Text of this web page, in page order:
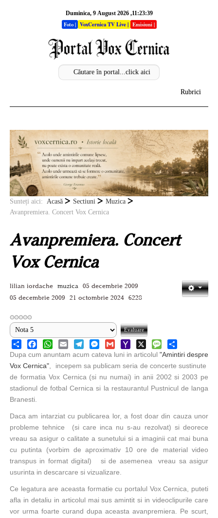
Duminica, 9 August 2026 ,11:23:40
Foto| VoxCernica TV Live | Emisiuni |
Rubrici
Sectiuni
Analize
National
TV-Foto-Video
Anunturi
Forum
Harta
Contact
Sunteți aici: Acasă Sectiuni
Muzica
Avanpremiera. Concert Vox Cernica
Avanpremiera. Concert
Vox Cernica
lilian iordache muzica 05 decembrie 2009
05 decembrie 2009 21 octombrie 2024 6228
ShareFacebookWhatsApp
EmailTelegramMessenger
GmailYahoo
Mail
X Message
Share
Dupa cum anuntam acum cateva luni in articolul "Amintiri despre
Vox Cernica",
incepem sa publicam seria de concerte sustinute
de formatia Vox Cernica (si nu numai) in anii 2002 si 2003 pe
stadionul de fotbal Cernica si la restaurantul Pustnicul de langa
Branesti.
Daca am intarziat cu publicarea lor, a fost doar din cauza unor
probleme tehnice (si care inca nu s-au rezolvat) si deorece
vreau sa asigur o calitate a sunetului si a imaginii cat mai buna
cu putinta (vorbim de aproximativ 10 ore de material video
transpus in format digital) si de asemenea vreau sa asigur
usurinta in descarcare si vizualizare.
Ce legatura are aceasta formatie cu portalul Vox Cernica, puteti
afla in detaliu in articolul mai sus amintit si in videoclipurile care
vor urma foarte curand dupa aceasta avanpremiera. Pe scurt,